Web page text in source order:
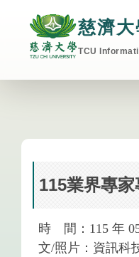
內
慈濟
TCU
115業界專
時 間：115 年
文/照片：資訊科